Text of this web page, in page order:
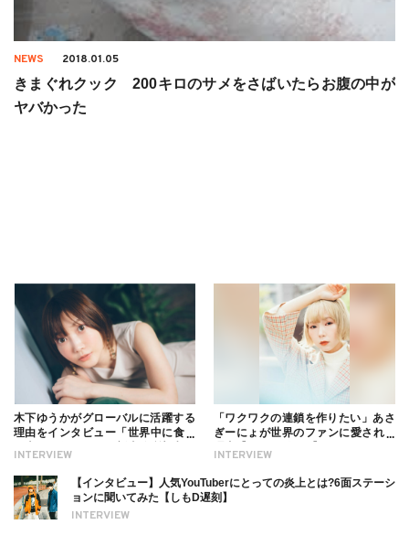
NEWS 2018.01.05
きまぐれクック 200キロのサメをさばいたらお腹の中が
ヤバかった
INTERVIEW
木下ゆうかがグローバルに活躍する
理由をインタビュー「世界中に食べ
ついても
INTERVIEW
「ワクワクの連鎖を作りたい」あさ
ぎーにょが世界のファンに愛される
INTERVIEW
【インタビュー】人気YouTuberにとっての炎上とは?6面ステーシ
ョンに聞いてみた【しもD遅刻】